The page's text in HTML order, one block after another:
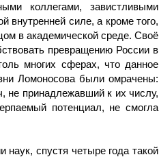
коллегами, завистливыми
внутренней силе, а кроме того,
в академической среде. Своё
превращению России в
многих сферах, что данное
Ломоносова были омрачены:
не принадлежав­ший к их числу,
потенциал, не смогла
спустя четыре года такой